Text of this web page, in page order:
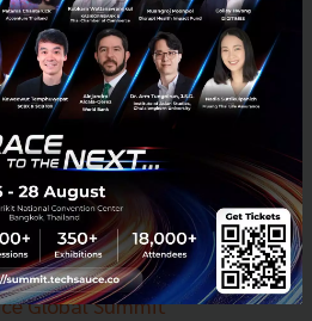
: 06-4658-9500
Media
Techsauce
Services
Policy
ส่งบทความ
Global Summit